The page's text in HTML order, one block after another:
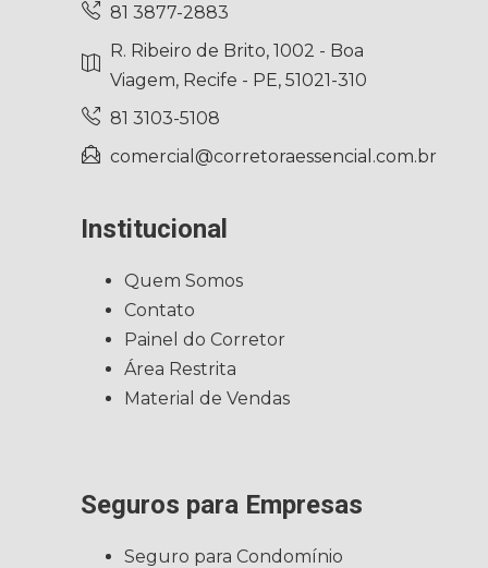
81 3877-2883
R. Ribeiro de Brito, 1002 - Boa
Viagem, Recife - PE, 51021-310
81 3103-5108
comercial@corretoraessencial.com.br
Institucional
Quem Somos
Contato
Painel do Corretor
Área Restrita
Material de Vendas
Seguros para Empresas
Seguro para Condomínio